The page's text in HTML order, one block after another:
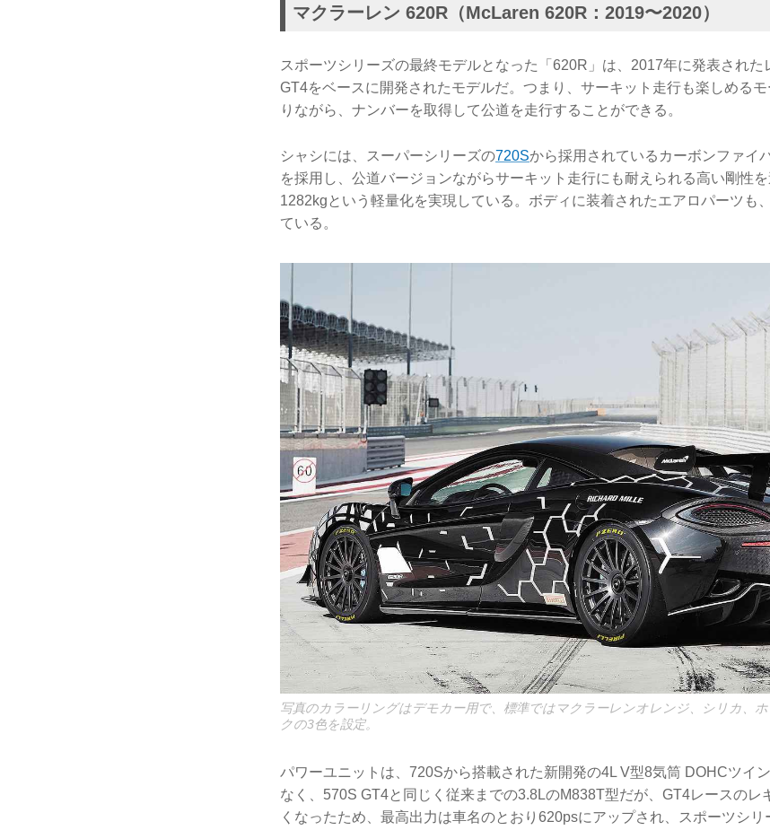
マクラーレン 620R（McLaren 620R：2019〜2020）
スポーツシリーズの最終モデルとなった「620R」は、2017年に発表された
GT4をベースに開発されたモデルだ。つまり、サーキット走行も楽しめる
りながら、ナンバーを取得して公道を走行することができる。
シャシには、スーパーシリーズの720Sから採用されているカーボンファイ
を採用し、公道バージョンながらサーキット走行にも耐えられる高い剛性
1282kgという軽量化を実現している。ボディに装着されたエアロパーツも
ている。
写真のカラーリングはデモカー用で、標準ではマクラーレンオレンジ、シリカ、
クの3色を設定。
パワーユニットは、720Sから搭載された新開発の4L V型8気筒 DOHCツイ
なく、570S GT4と同じく従来までの3.8LのM838T型だが、GT4レースのレ
くなったため、最高出力は車名のとおり620psにアップされ、スポーツシ